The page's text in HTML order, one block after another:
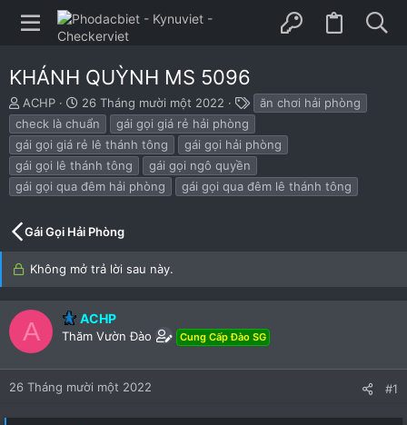
KHÁNH QUỲNH MS 5096
B
ắ
t
đ
ầ
u
ACHP
N
g
à
y
b
ắ
t
ầ
26 Tháng mười một 2022
h
ẻ
ăn chơi hải phòng
check là chuẩn
gái gọi giá rẻ hải phòng
gái gọi giá rẻ lê thánh tông
gái gọi hải phòng
gái gọi lê thánh tông
gái gọi ngô quyền
gái gọi qua đêm hải phòng
gái gọi qua đêm lê thánh tông
Gái Gọi Hải Phòng
Không mở trả lời sau này.
A ACHP
Thăm Vườn Đào Cung Cấp Đào SG
26 Tháng mười một 2022 #1